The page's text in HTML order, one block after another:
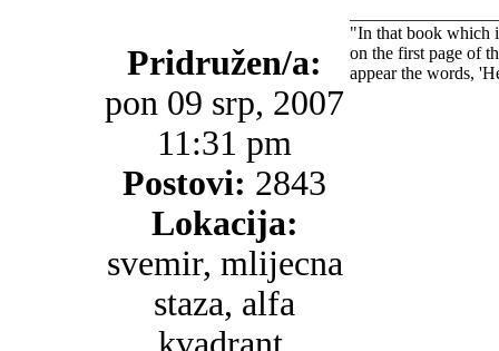
Pridružen/a:
pon 09 srp, 2007
11:31 pm
Postovi: 2843
Lokacija:
svemir, mlijecna
staza, alfa
"In that book which
on the first page of
appear the words,